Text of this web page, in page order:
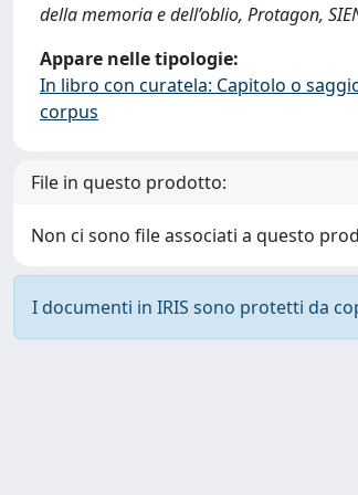
della memoria e dell’oblio, Protagon,
Appare nelle tipologie:
In libro con curatela: Capitolo o
corpus
File in questo prodotto:
Non ci sono file associati a questo
I documenti in IRIS sono protetti da